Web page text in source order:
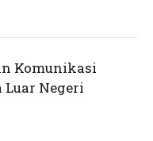
Komunikasi
Negeri